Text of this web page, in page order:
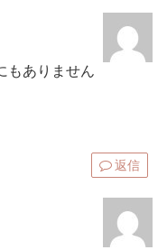
もありません
返信